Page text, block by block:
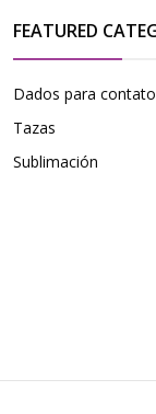
FEATURED
Dados para contato
Tazas
Sublimación